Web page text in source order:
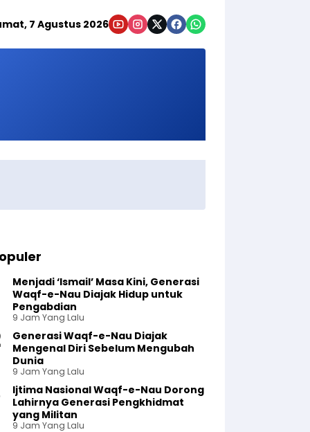
7 Agustus 2026
Menjadi ‘Ismail’ Masa Kini, Generasi
Waqf-e-Nau Diajak Hidup untuk
Pengabdian
9 Jam Yang Lalu
Generasi Waqf-e-Nau Diajak
Mengenal Diri Sebelum Mengubah
Dunia
9 Jam Yang Lalu
Ijtima Nasional Waqf-e-Nau Dorong
Lahirnya Generasi Pengkhidmat
yang Militan
9 Jam Yang Lalu